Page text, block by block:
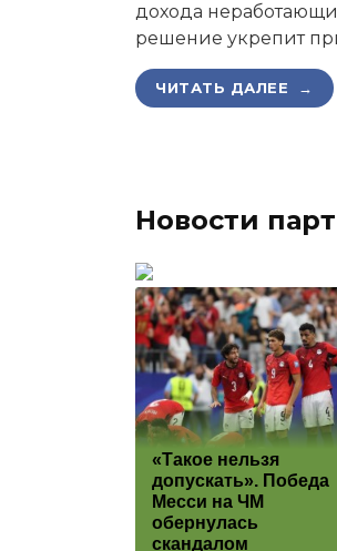
дохода
решение укрепит
ЧИТАТЬ ДАЛЕЕ →
Новости
«Такое нельзя
допускать». Победа
Месси на ЧМ
обернулась
скандалом